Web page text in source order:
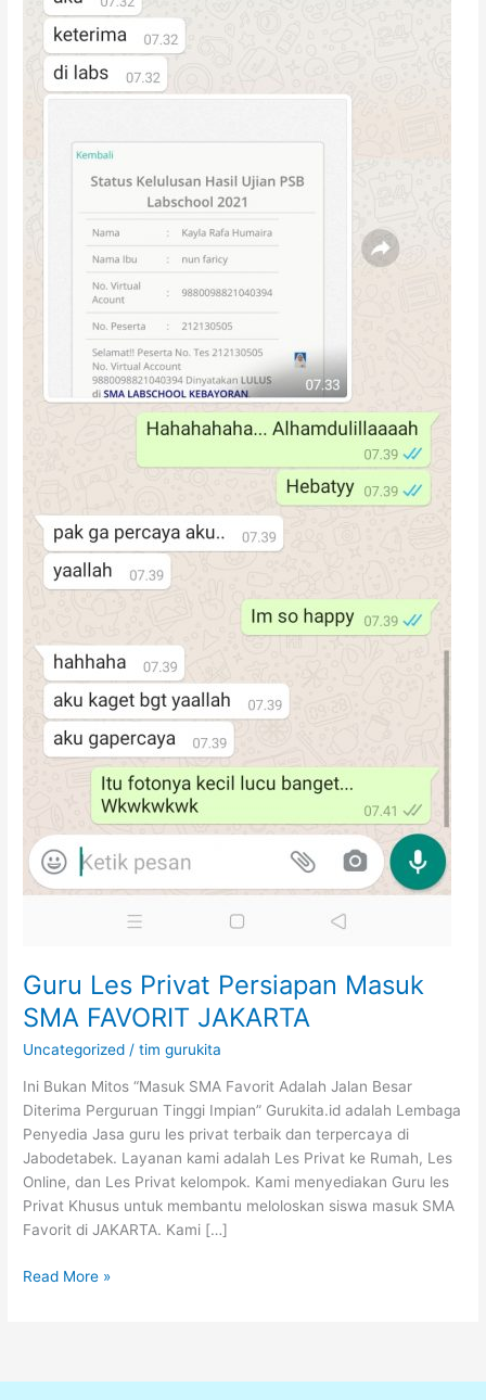
Guru Les Privat Persiapan Masuk
SMA FAVORIT JAKARTA
Uncategorized /tim gurukita
Ini Bukan Mitos “Masuk SMA Favorit Adalah Jalan Besar
Diterima Perguruan Tinggi Impian” Gurukita.id adalah Lembaga
Penyedia Jasa guru les privat terbaik dan terpercaya di
Jabodetabek. Layanan kami adalah Les Privat ke Rumah, Les
Online, dan Les Privat kelompok. Kami menyediakan Guru les
Privat Khusus untuk membantu meloloskan siswa masuk SMA
Favorit di JAKARTA. Kami […]
JAKARTA
Read More »